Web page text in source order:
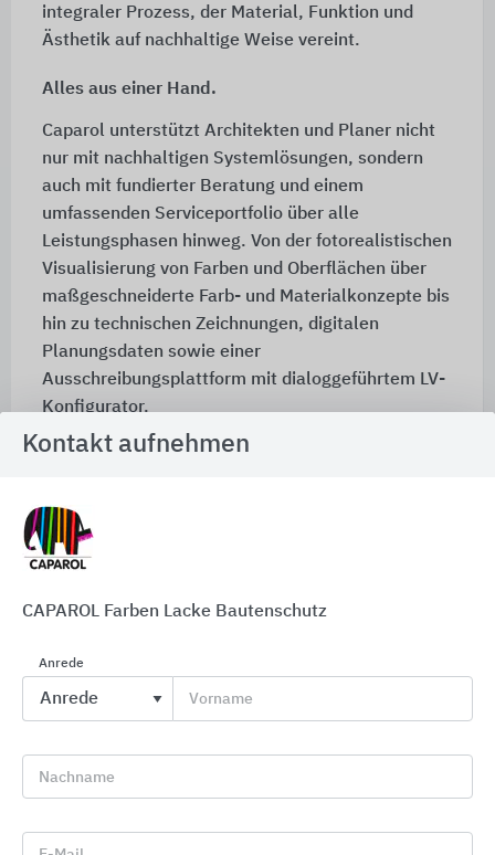
integraler Prozess, der Material, Funktion und
Ästhetik auf nachhaltige Weise vereint.
Alles aus einer Hand.
Caparol unterstützt Architekten und Planer nicht
nur mit nachhaltigen Systemlösungen, sondern
auch mit fundierter Beratung und einem
umfassenden Serviceportfolio über alle
Leistungsphasen hinweg. Von der fotorealistischen
Visualisierung von Farben und Oberflächen über
maßgeschneiderte Farb- und Materialkonzepte bis
hin zu technischen Zeichnungen, digitalen
Planungsdaten sowie einer
Ausschreibungsplattform mit dialoggeführtem LV-
Konfigurator.
Zu Caparol
Caparol FarbDesignStudio:
fundierte Trendforschung,
Kontakt aufnehmen
CAPAROL Farben Lacke Bautenschutz
Anrede
Vorname
Nachname